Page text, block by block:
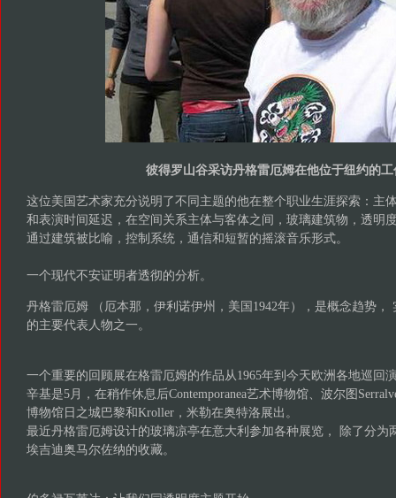
彼得罗山谷采访丹格雷厄姆在他位于纽约的工
这位美国艺术家充分说明了不同主题的他在整个职业生涯探索：主
和表演时间延迟，在空间关系主体与客体之间，玻璃建筑物，透明
通过建筑被比喻，控制系统，通信和短暂的摇滚音乐形式。
一个现代不安证明者透彻的分析。
丹格雷厄姆 （厄本那，伊利诺伊州，美国1942年），是概念趋势，
的主要代表人物之一。
一个重要的回顾展在格雷厄姆的作品从1965年到今天欧洲各地巡回
辛基是5月，在稍作休息后Contemporanea艺术博物馆、波尔图
博物馆日之城巴黎和Kroller，米勒在奥特洛展出。
最近丹格雷厄姆设计的玻璃凉亭在意大利参加各种展览， 除了分为
埃吉迪奥马尔佐纳的收藏。